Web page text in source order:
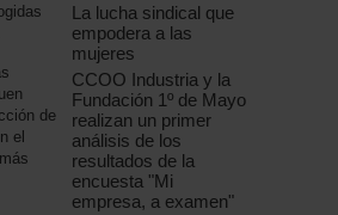
de
el
La lucha sindical que
empodera a las
mujeres
CCOO Industria y la
Fundación 1º de Mayo
realizan un primer
análisis de los
resultados de la
encuesta "Mi
empresa, a examen"